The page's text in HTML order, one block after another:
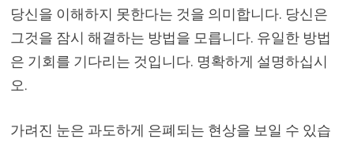
당신을 이해하지 못한다는 것을 의미합니다. 당신은
그것을 잠시 해결하는 방법을 모릅니다. 유일한 방법
은 기회를 기다리는 것입니다. 명확하게 설명하십시
오.
가려진 눈은 과도하게 은폐되는 현상을 보일 수 있습